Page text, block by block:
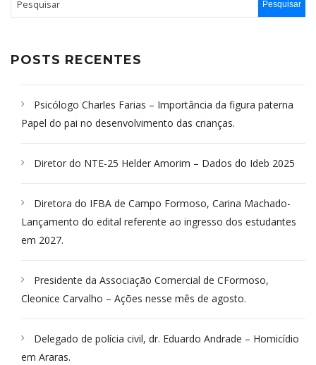
POSTS RECENTES
Psicólogo Charles Farias – Importância da figura paterna
Papel do pai no desenvolvimento das crianças.
Diretor do NTE-25 Helder Amorim – Dados do Ideb 2025
Diretora do IFBA de Campo Formoso, Carina Machado-
Lançamento do edital referente ao ingresso dos estudantes
em 2027.
Presidente da Associação Comercial de CFormoso,
Cleonice Carvalho – Ações nesse mês de agosto.
Delegado de polícia civil, dr. Eduardo Andrade – Homicídio
em Araras.